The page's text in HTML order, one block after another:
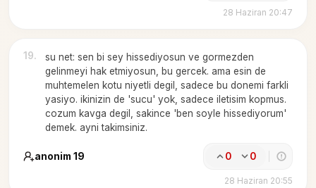
28 Haziran 20:47
19.
su net: sen bi sey hissediyosun ve gormezden
gelinmeyi hak etmiyosun, bu gercek. ama esin de
muhtemelen kotu niyetli degil, sadece bu donemi farkli
yasiyo. ikinizin de 'sucu' yok, sadece iletisim kopmus.
cozum kavga degil, sakince 'ben soyle hissediyorum'
demek. ayni takimsiniz.
anonim 19 0 0
28 Haziran 20:55